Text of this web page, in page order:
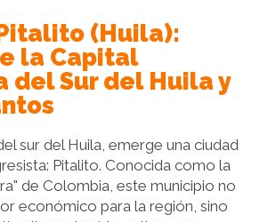
(Huila):
la Capital
del Sur del Huila y
sur del Huila, emerge una ciudad
Pitalito. Conocida como la
de Colombia, este municipio no
económico para la región, sino